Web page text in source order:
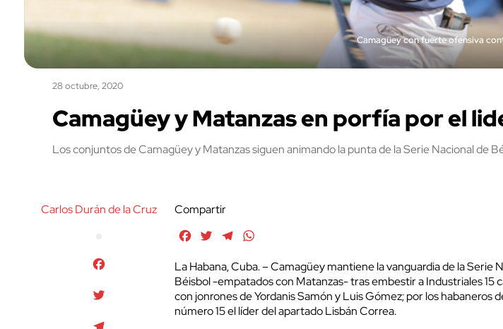
Camagüey con fuerte ofensiva
28 octubre, 2020
Camagüey y Matanzas en porfía por el
Los conjuntos de Camagüey y Matanzas siguen animando la punta de la Serie Nacional de
Carlos Durán de la Cruz
Compartir
FacebookTwitterTelegram
La Habana, Cuba. – Camagüey mantiene la vanguardia de la Serie
Béisbol -empatados con Matanzas- tras embestir a Industriales 15
con jonrones de Yordanis Samón y Luis Gómez; por los habaneros
número 15 el líder del apartado Lisbán Correa.